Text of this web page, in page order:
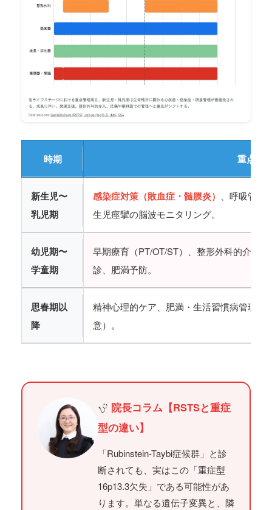
時期 重点管
新生児〜
乳児期
感染症対策（敗血症・髄膜炎）
、呼吸管
生児痙攣の脳波モニタリング。
幼児期〜
学童期
早期療育（PT/OT/ST）、整形外科的介入
診、肥満予防。
思春期以
降
精神心理的ケア、肥満・生活習慣病管理、
意）。
院長コラム【RSTSと重症
型の違い】
「Rubinstein-Taybi症候群」と診
断されても、実はこの「重症型
16p13.3欠失」である可能性があ
ります。単なる遺伝子変異と、隣